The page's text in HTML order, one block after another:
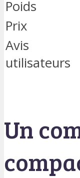
Poids
Prix
Avis
utilisateurs
Un